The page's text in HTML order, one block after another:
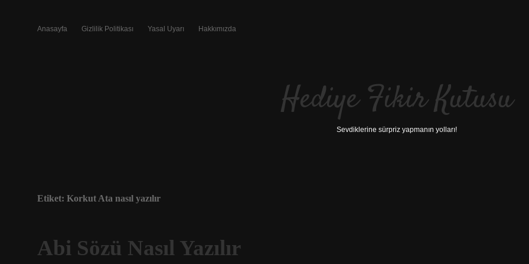
Anasayfa Gizlilik Politikası Yasal Uyarı Hakkımızda
Hediye Fikir Kutusu
Sevdiklerine sürpriz yapmanın yolları!
Etiket: Korkut Ata nasıl yazılır
Abi Sözü Nasıl Yazılır